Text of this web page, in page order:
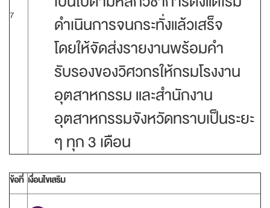
7
ดำเนินการจนกระทั่งแล้วเสร็จ
โดยให้จัดส่งรายงานพร้อมคำ
รับรองของวิศวกรให้กรมโรงงาน
อุตสาหกรรม และสำนักงาน
อุตสาหกรรมจังหวัดทราบเป็นระยะ
ๆ ทุก 3 เดือน
ข้อที่ เงื่อนไขเสริม